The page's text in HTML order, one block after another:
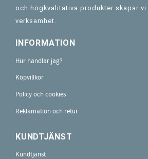
och högkvalitativa produkter skapar
verksamhet.
INFORMATION
Hur handlar jag?
Köpvillkor
Policy och cookies
Reklamation och retur
KUNDTJÄNST
Kundtjänst